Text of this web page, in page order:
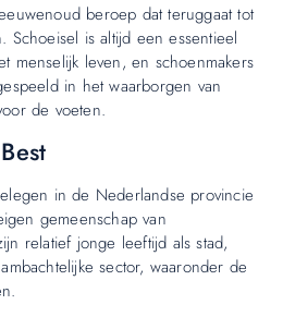
beroep dat teruggaat tot
Schoeisel is altijd een essentieel
menselijk leven, en schoenmakers
in het waarborgen van
de voeten.
in de Nederlandse provincie
gemeenschap van
relatief jonge leeftijd als stad,
sector, waaronder de